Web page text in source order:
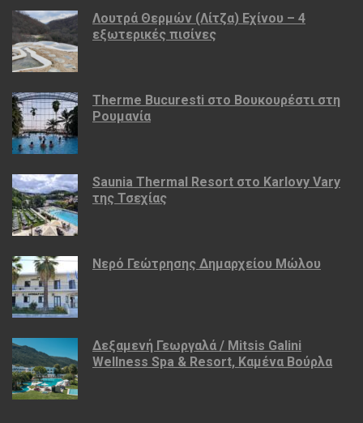
Λουτρά Θερμών (Λίτζα) Εχίνου – 4
εξωτερικές πισίνες
Therme Bucuresti στο Βουκουρέστι στη
Ρουμανία
Saunia Thermal Resort στο Karlovy Vary
της Τσεχίας
Νερό Γεώτρησης Δημαρχείου Μώλου
Δεξαμενή Γεωργαλά / Mitsis Galini
Wellness Spa & Resort, Καμένα Βούρλα